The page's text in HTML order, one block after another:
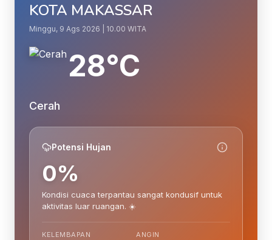
KOTA MAKASSAR
Minggu, 9 Ags 2026 | 10.00 WITA
28°C
Cerah
Potensi Hujan
0%
Kondisi cuaca terpantau sangat kondusif untuk
aktivitas luar ruangan. ☀️
KELEMBAPAN ANGIN